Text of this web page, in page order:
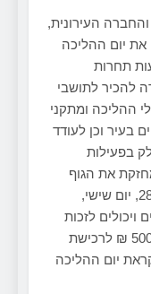
והחברה העירונית,
את יום ההליכה
תחרות
להכיר לתושבי
ההליכה ומתקני
בעיר וכן לעודד
בפעילות
את הגוף
והנפש. 28.10.22, יום שישי,
ויכולים לזכות
בשובר על סך 500 ₪ לרכישת
יום ההליכה